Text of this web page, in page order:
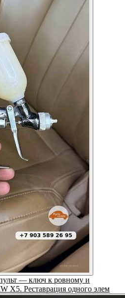
— ключ к ровному и
X5. Реставрация одного элем